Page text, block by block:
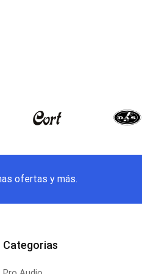
ofertas y más.
Categorias